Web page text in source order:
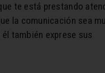
te está prestando
la comunicación sea
también exprese sus